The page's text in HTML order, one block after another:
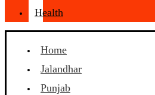
Health
Home
Jalandhar
Punjab